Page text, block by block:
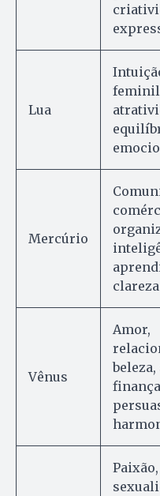
Lua
Mercúrio
Vênus
Amor,
beleza,
Paixão,